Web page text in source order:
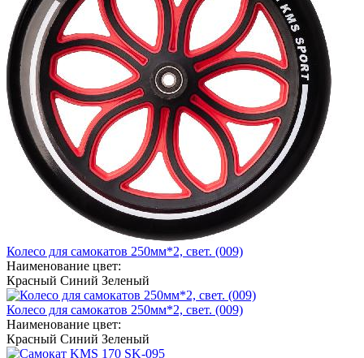
Колесо для самокатов 250мм*2, свет. (009)
Наименование цвет:
Красный Синий Зеленый
Колесо для самокатов 250мм*2, свет. (009)
Наименование цвет:
Красный Синий Зеленый